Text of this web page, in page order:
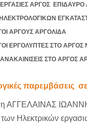
ΑΡΓΟΣ ΕΠΙΔΑΥΡΟ
ΑΡΓΟΥΣ ΑΡΓΟΛΙΔΑ
ΕΡΓΟΛΥΠΤΕΣ ΣΤΟ ΑΡΓΟΣ
ΣΤΟ ΑΡΓΟΣ
παρεμβάσεις
ΑΓΓΕΛΑΙΝΑΣ
Ηλεκτρικών